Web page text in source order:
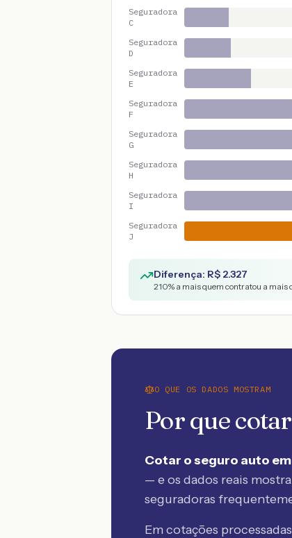
Seguradora
C
Seguradora
D
Seguradora
E
Seguradora
F
Seguradora
G
Seguradora
H
Seguradora
I
Seguradora
J
Diferença: R$ 2.327
210% a mais quem contratou a mais
O QUE OS DADOS MOSTRAM
Por que
Cotar o seguro auto
— e os dados reais
seguradoras
Em cotações